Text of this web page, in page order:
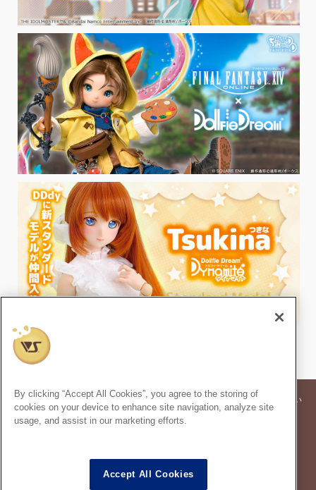
※記事内の価格表記は、掲載時点での消費税率に基づいた価格を表示してい
ます。
※このコンテンツ内の情報、画像の二次使用及び無断引用は禁止いたしま
スーパードルフィー
は株式会社ボークスの登録商標です。
ドルフィードリーム は株式会社ボークスの登録商標です。
By clicking “Accept All Cookies”, you agree to the storing of
cookies on your device to enhance site navigation, analyze site
usage, and assist in our marketing efforts.
Accept All Cookies